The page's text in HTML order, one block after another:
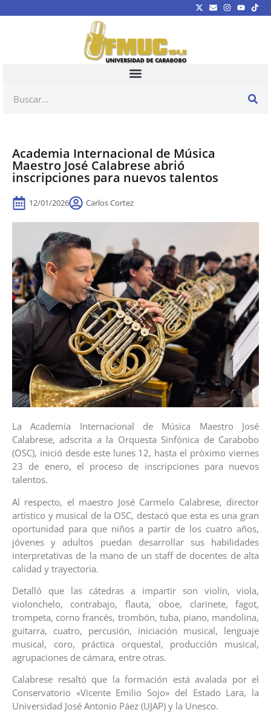
Academia Internacional de Música
Maestro José Calabrese abrió
inscripciones para nuevos talentos
12/01/2026 Carlos Cortez
La Academia Internacional de Música Maestro José
Calabrese, adscrita a la Orquesta Sinfónica de Carabobo
(OSC), inició desde este lunes 12, hasta el próximo viernes
23 de enero, el proceso de inscripciones para nuevos
talentos.
Al respecto, el maestro José Carmelo Calabrese, director
artístico y musical de la OSC, destacó que esta es una gran
oportunidad para que niños a partir de los cuatro años,
jóvenes y adultos puedan desarrollar sus habilidades
interpretativas de la mano de un staff de docentes de alta
calidad y trayectoria.
Detalló que las cátedras a impartir son violín, viola,
violonchelo, contrabajo, flauta, oboe, clarinete, fagot,
trompeta, corno francés, trombón, tuba, piano, mandolina,
guitarra, cuatro, percusión, iniciación musical, lenguaje
musical, coro, práctica orquestal, producción musical,
agrupaciones de cámara, entre otras.
Calabrese resaltó que la formación está avalada por el
Conservatorio «Vicente Emilio Sojo» del Estado Lara, la
Universidad José Antonio Páez (UJAP) y la Unesco.